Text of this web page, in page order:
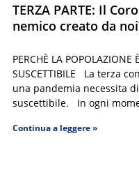
TERZA PARTE: Il
nemico creato da
PERCHÈ LA POPOLAZIONE
SUSCETTIBILE La terza
una pandemia necessita
suscettibile. In ogni
Continua a leggere »